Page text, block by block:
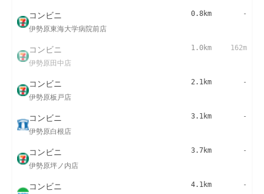
コンビニ
伊勢原東海大学病院前店
0.8km -
コンビニ
伊勢原田中店
1.0km 162m
コンビニ
伊勢原板戸店
2.1km -
コンビニ
伊勢原白根店
3.1km -
コンビニ
伊勢原坪ノ内店
3.7km -
コンビニ 4.1km -